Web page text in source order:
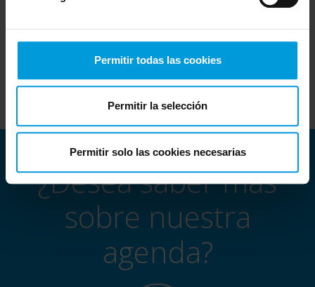
Permitir todas las cookies
Permitir la selección
Permitir solo las cookies necesarias
Please note this event is for Channel Partners, Distributors,
¿Desea saber más
sobre nuestra
agenda?